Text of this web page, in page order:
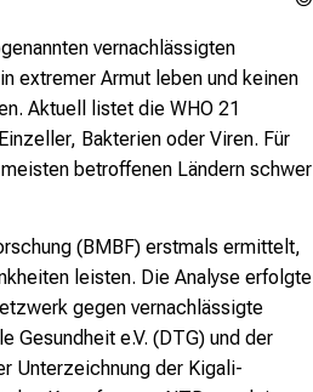
vernachlässigten
extremer Armut leben und keinen
Aktuell listet die WHO 21
Bakterien oder Viren. Für
betroffenen Ländern schwer
(BMBF) erstmals ermittelt,
leisten. Die Analyse erfolgte
gegen vernachlässigte
Gesundheit e.V. (DTG) und der
Unterzeichnung der Kigali-